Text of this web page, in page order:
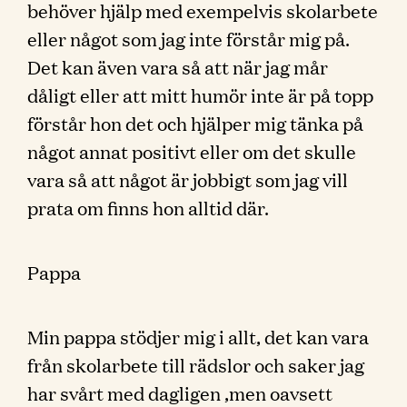
behöver hjälp med exempelvis skolarbete
eller något som jag inte förstår mig på.
Det kan även vara så att när jag mår
dåligt eller att mitt humör inte är på topp
förstår hon det och hjälper mig tänka på
något annat positivt eller om det skulle
vara så att något är jobbigt som jag vill
prata om finns hon alltid där.
Pappa
Min pappa stödjer mig i allt, det kan vara
från skolarbete till rädslor och saker jag
har svårt med dagligen ,men oavsett